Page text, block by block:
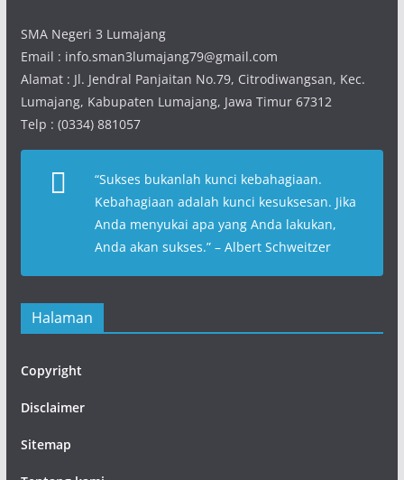
SMA Negeri 3 Lumajang
Email : info.sman3lumajang79@gmail.com
Alamat : Jl. Jendral Panjaitan No.79, Citrodiwangsan, Kec.
Lumajang, Kabupaten Lumajang, Jawa Timur 67312
Telp : (0334) 881057
“Sukses bukanlah kunci kebahagiaan.
Kebahagiaan adalah kunci kesuksesan. Jika
Anda menyukai apa yang Anda lakukan,
Anda akan sukses.” – Albert Schweitzer
Halaman
Copyright
Disclaimer
Sitemap